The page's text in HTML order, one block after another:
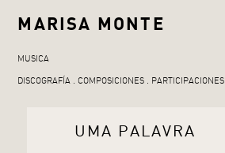
MARISA MONTE
MUSICA
DISCOGRAFÍA
COMPOSICIONES PARTICIPACIONES
UMA PALAVRA